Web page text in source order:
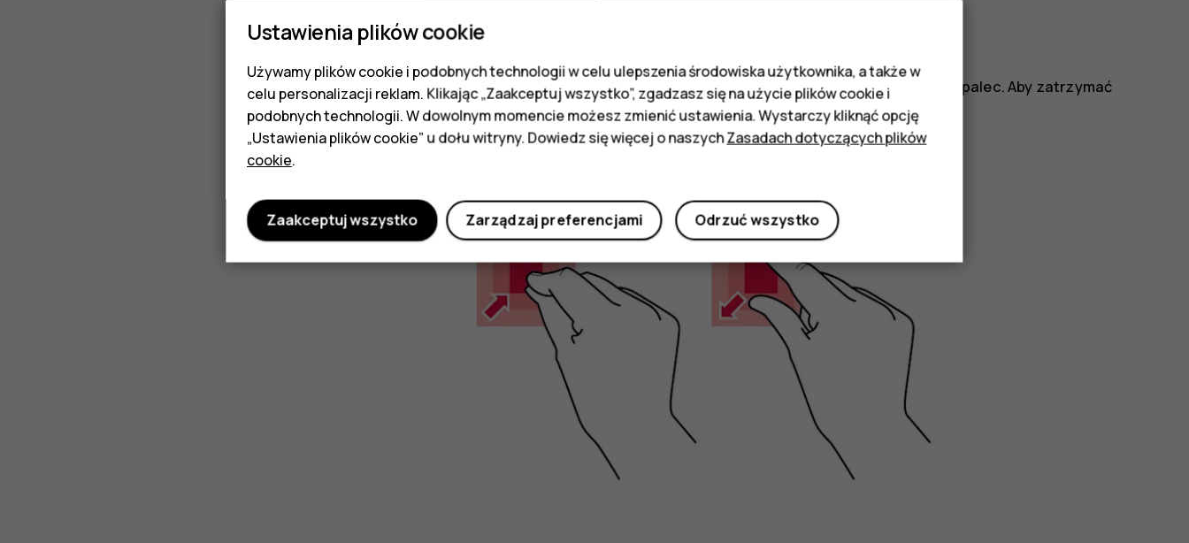
Przesuń palec szybkim ruchem w górę lub w dół ekranu, a następnie unieś palec. Aby zatrzymać
przewijanie, dotknij ekranu.
Powiększanie lub pomniejszanie
Ustawienia plików cookie
Używamy plików cookie i podobnych technologii w celu ulepszenia środowiska użytkownika, a także w
celu personalizacji reklam. Klikając „Zaakceptuj wszystko”, zgadzasz się na użycie plików cookie i
podobnych technologii. W dowolnym momencie możesz zmienić ustawienia. Wystarczy kliknąć opcję
„Ustawienia plików cookie” u dołu witryny. Dowiedz się więcej o naszychZasadach dotyczących plików
cookie.
Odrzuć wszystko
Zarządzaj preferencjami
Zaakceptuj wszystko